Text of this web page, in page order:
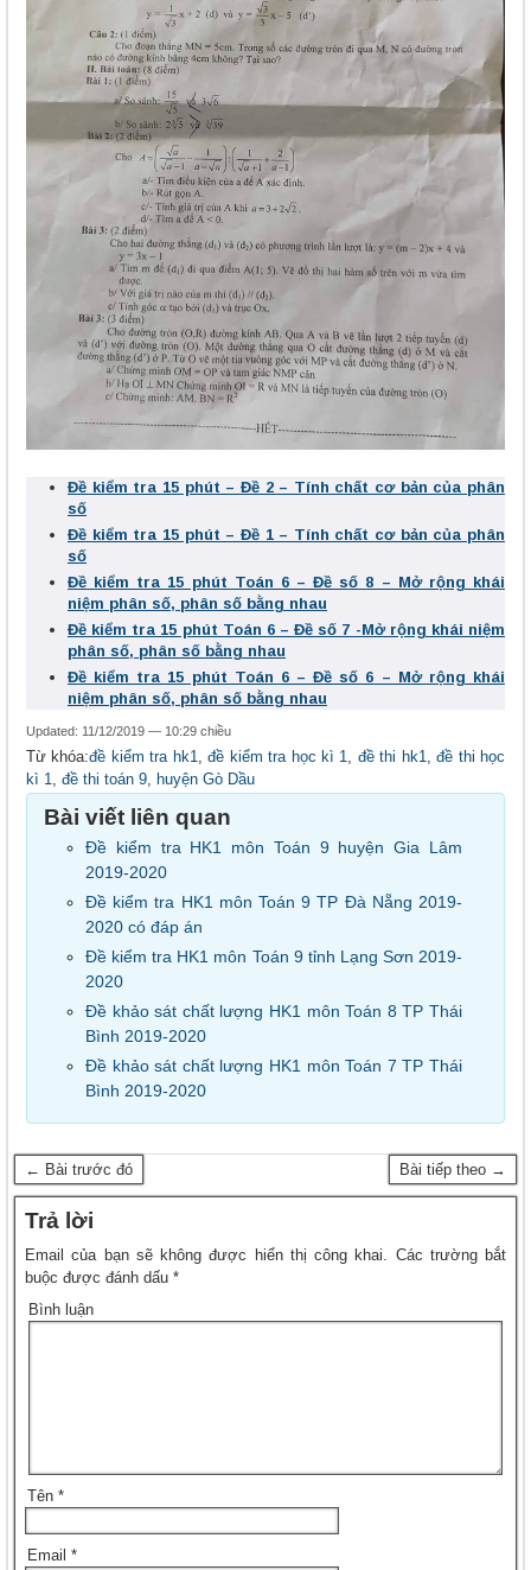
Đề kiểm tra 15 phút – Đề 2 – Tính chất cơ bản của phân
số
Đề kiểm tra 15 phút – Đề 1 – Tính chất cơ bản của phân
số
Đề kiểm tra 15 phút Toán 6 – Đề số 8 – Mở rộng khái
niệm phân số, phân số bằng nhau
Đề kiểm tra 15 phút Toán 6 – Đề số 7 -Mở rộng khái niệm
phân số, phân số bằng nhau
Đề kiểm tra 15 phút Toán 6 – Đề số 6 – Mở rộng khái
niệm phân số, phân số bằng nhau
Updated: 11/12/2019 — 10:29 chiều
Từ khóa:đề kiểm tra hk1 ,đề kiểm tra học kì 1 đề thi hk1 ,đề thi học
kì 1
đề thi toán 9 huyện Gò Dầu
Bài viết liên quan
Đề kiểm tra HK1 môn Toán 9 huyện Gia Lâm
2019-2020
Đề kiểm tra HK1 môn Toán 9 TP Đà Nẵng 2019-
2020 có đáp án
Đề kiểm tra HK1 môn Toán 9 tỉnh Lạng Sơn 2019-
2020
Đề khảo sát chất lượng HK1 môn Toán 8 TP Thái
Bình 2019-2020
Đề khảo sát chất lượng HK1 môn Toán 7 TP Thái
Bình 2019-2020
← Bài trước đó Bài tiếp theo →
Trả lời
Email của bạn sẽ không được hiển thị công khai.
Các trường bắt
buộc được đánh dấu *
Bình luận
Tên *
Email *